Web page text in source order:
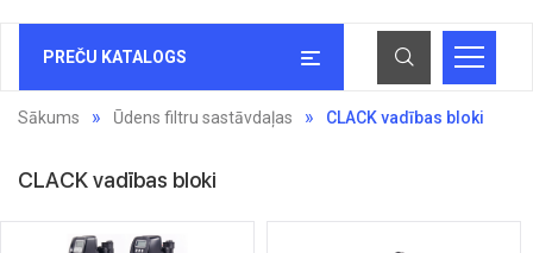
PREČU KATALOGS
Sākums Ūdens filtru sastāvdaļas CLACK vadības bloki
CLACK vadības bloki